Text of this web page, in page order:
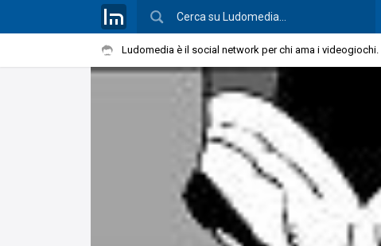
Ludomedia è il social network per chi ama i videogiochi.